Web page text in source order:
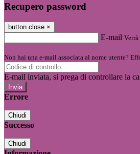
Recupero password
button close ×
E-mail
Non hai una e-mail associata al nome utente?
E-mail inviata, si prega di controllare la
Errore
Chiudi
Successo
Chiudi